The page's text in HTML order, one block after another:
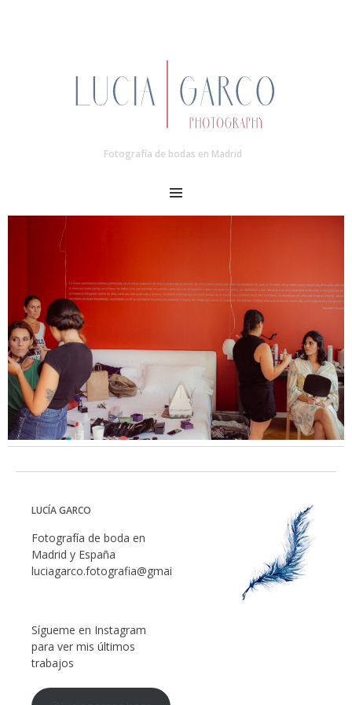
Fotografía de bodas en Madrid
MENU
LUCÍA GARCO
Fotografía de boda en
Madrid y España
luciagarco.fotografia@gmail.com
Sígueme en Instagram
para ver mis últimos
trabajos